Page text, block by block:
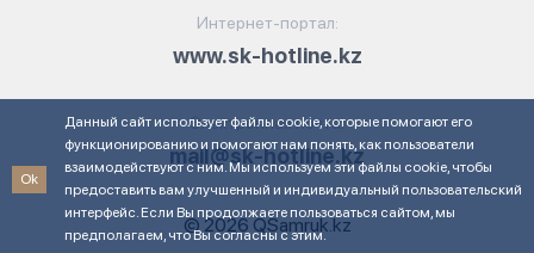
Интернет-портал:
www.sk-hotline.kz
Электронная почта:
mail@sk-hotline.kz
© 2026 QSamruk.kz
Ok
Данный сайт использует файлы cookie, которые помогают его
функционированию и помогают нам понять, как пользователи
взаимодействуют с ним. Мы используем эти файлы cookie, чтобы
предоставить вам улучшенный и индивидуальный пользовательский
интерфейс. Если Вы продолжаете пользоваться сайтом, мы
предполагаем, что Вы согласны с этим.